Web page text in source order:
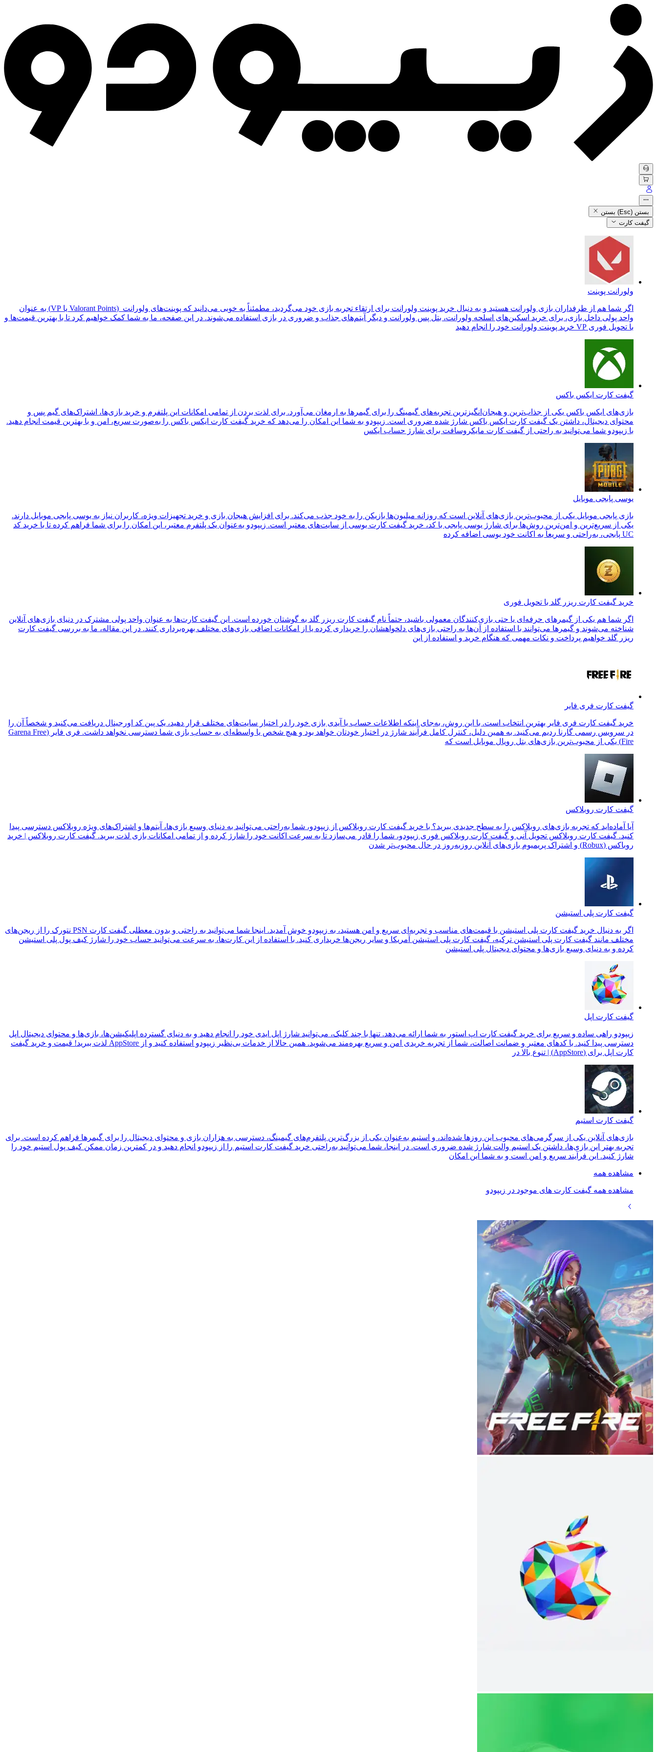
بستن (Esc)
بستن
گیفت کارت
ولورانت پوینت
اگر شما هم از طرفداران بازی ولورانت هستید و به دنبال خرید پوینت ولورانت برای ارتقاء تجربه بازی خود می‌گردید، مطمئناً به خوبی می‌دانید که پوینت‌های ولورانت (Valorant Points یا VP) به عنوان
واحد پولی داخل بازی، برای خرید اسکین‌های اسلحه ولورانت، بتل پس ولورانت و دیگر آیتم‌های جذاب و ضروری در بازی استفاده می‌شوند. در این صفحه، ما به شما کمک خواهیم کرد تا با بهترین قیمت‌ها و
با تحویل فوری VP خرید پوینت ولورانت خود را انجام دهید
گیفت کارت ایکس باکس
بازی‌های ایکس باکس یکی از جذاب‌ترین و هیجان‌انگیزترین تجربه‌های گیمینگ را برای گیمرها به ارمغان می‌آورد. برای لذت بردن از تمامی امکانات این پلتفرم و خرید بازی‌ها، اشتراک‌های گیم پس و
محتوای دیجیتال، داشتن یک گیفت کارت ایکس باکس شارژ شده ضروری است. زیپودو به شما این امکان را می‌دهد که خرید گیفت کارت ایکس باکس را به‌صورت سریع، امن و با بهترین قیمت انجام دهید.
با زیپودو شما می‌توانید به راحتی از گیفت کارت مایکروسافت برای شارژ حساب ایکس
یوسی پابجی موبایل
بازی پابجی موبایل یکی از محبوب‌ترین بازی‌های آنلاین است که روزانه میلیون‌ها بازیکن را به خود جذب می‌کند. برای افزایش هیجان بازی و خرید تجهیزات ویژه، کاربران نیاز به یوسی پابجی موبایل دارند.
یکی از سریع‌ترین و امن‌ترین روش‌ها برای شارژ یوسی پابجی با کد، خرید گیفت کارت یوسی از سایت‌های معتبر است. زیپودو به‌عنوان یک پلتفرم معتبر، این امکان را برای شما فراهم کرده تا با خرید کد
UC پابجی، به‌راحتی و سریعاً به اکانت خود یوسی اضافه کرده
خرید گیفت کارت ریزر گلد با تحویل فوری
اگر شما هم یکی از گیمرهای حرفه‌ای یا حتی بازی‌کنندگان معمولی باشید، حتماً نام گیفت کارت ریزر گلد به گوشتان خورده است. این گیفت کارت‌ها به عنوان واحد پولی مشترک در دنیای بازی‌های آنلاین
شناخته می‌شوند و گیمرها می‌توانند با استفاده از آن‌ها به راحتی بازی‌های دلخواهشان را خریداری کرده یا از امکانات اضافی بازی‌های مختلف بهره‌برداری کنند. در این مقاله، ما به بررسی گیفت کارت
ریزر گلد خواهیم پرداخت و نکات مهمی که هنگام خرید و استفاده از این
گیفت کارت فری فایر
خرید گیفت کارت فری فایر بهترین انتخاب است. با این روش، به‌جای اینکه اطلاعات حساب یا آیدی بازی خود را در اختیار سایت‌های مختلف قرار دهید، یک پین کد اورجینال دریافت می‌کنید و شخصاً آن را
در سرویس رسمی گارنا ردیم می‌کنید. به همین دلیل، کنترل کامل فرآیند شارژ در اختیار خودتان خواهد بود و هیچ شخص یا واسطه‌ای به حساب بازی شما دسترسی نخواهد داشت. فری فایر (Garena Free
Fire) یکی از محبوب‌ترین بازی‌های بتل رویال موبایل است که
گیفت کارت روبلاکس
آیا آماده‌اید که تجربه بازی‌های روبلاکس را به سطح جدیدی ببرید؟ با خرید گیفت کارت روبلاکس از زیپودو، شما به‌راحتی می‌توانید به دنیای وسیع بازی‌ها، آیتم‌ها و اشتراک‌های ویژه روبلاکس دسترسی پیدا
کنید. گیفت کارت روبلاکس تحویل آنی و گیفت کارت روبلاکس فوری زیپودو، شما را قادر می‌سازد تا به سرعت اکانت خود را شارژ کرده و از تمامی امکانات بازی لذت ببرید. گیفت کارت روبلاکس | خرید
روباکس (Robux) و اشتراک پریمیوم بازی‌های آنلاین روزبه‌روز در حال محبوب‌تر شدن
گیفت کارت پلی استیشن
اگر به دنبال خرید گیفت کارت پلی استیشن با قیمت‌های مناسب و تجربه‌ای سریع و امن هستید، به زیپودو خوش آمدید. اینجا شما می‌توانید به راحتی و بدون معطلی گیفت کارت PSN نتورک را از ریجن‌های
مختلف مانند گیفت کارت پلی استیشن ترکیه، گیفت کارت پلی استیشن آمریکا و سایر ریجن‌ها خریداری کنید. با استفاده از این کارت‌ها، به سرعت می‌توانید حساب خود را شارژ کیف پول پلی استیشن
کرده و به دنیای وسیع بازی‌ها و محتوای دیجیتال پلی استیشن
گیفت کارت اپل
زیپودو راهی ساده و سریع برای خرید گیفت کارت اپ استور به شما ارائه می‌دهد. تنها با چند کلیک، می‌توانید شارژ اپل ایدی خود را انجام دهید و به دنیای گسترده اپلیکیشن‌ها، بازی‌ها و محتوای دیجیتال اپل
دسترسی پیدا کنید. با کدهای معتبر و ضمانت اصالت، شما از تجربه خریدی امن و سریع بهره‌مند می‌شوید. همین حالا از خدمات بی‌نظیر زیپودو استفاده کنید و از AppStore لذت ببرید! قیمت و خرید گیفت
کارت اپل برای (AppStore) | تنوع بالا در
گیفت کارت استیم
بازی‌های آنلاین یکی از سرگرمی‌های محبوب این روزها شده‌اند، و استیم به‌عنوان یکی از بزرگ‌ترین پلتفرم‌های گیمینگ، دسترسی به هزاران بازی و محتوای دیجیتال را برای گیمرها فراهم کرده است. برای
تجربه بهتر این بازی‌ها، داشتن یک استیم والت شارژ شده ضروری است. در اینجا، شما می‌توانید به‌راحتی خرید گیفت کارت استیم را از زیپودو انجام دهید و در کمترین زمان ممکن کیف پول استیم خود را
شارژ کنید. این فرآیند سریع و امن است و به شما این امکان
مشاهده همه
مشاهده همه گیفت کارت های موجود در زیپودو